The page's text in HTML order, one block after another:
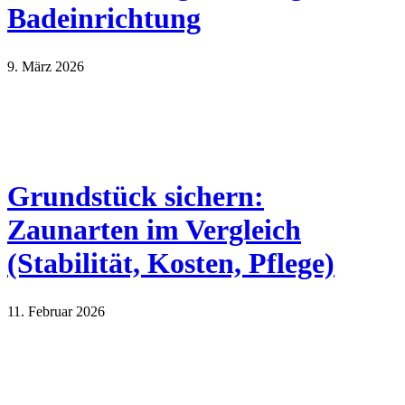
Badeinrichtung
9. März 2026
Grundstück sichern:
Zaunarten im Vergleich
(Stabilität, Kosten, Pflege)
11. Februar 2026